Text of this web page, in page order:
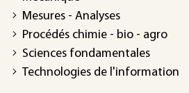
Mesures - Analyses
Procédés chimie - bio - agro
Sciences fondamentales
Technologies de l'information